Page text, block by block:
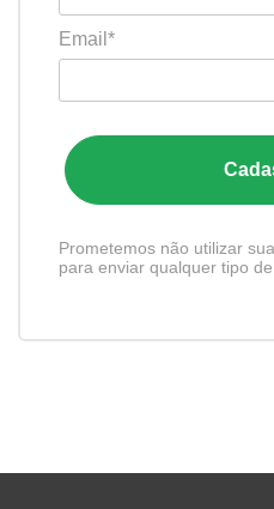
Email*
Prometemos não utilizar
para enviar qualquer tipo de